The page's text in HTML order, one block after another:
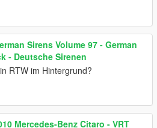
Sirens Volume 97 - German
- Deutsche Sirenen
RTW im Hintergrund?
Mercedes-Benz Citaro - VRT